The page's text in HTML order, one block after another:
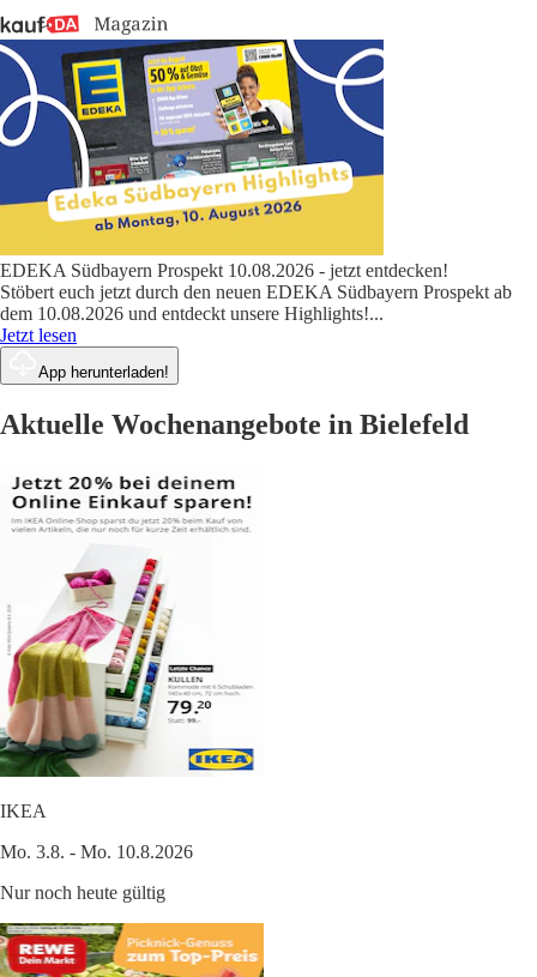
EDEKA Südbayern Prospekt 10.08.2026 - jetzt entdecken!
Stöbert euch jetzt durch den neuen EDEKA Südbayern Prospekt ab
dem 10.08.2026 und entdeckt unsere Highlights!...
Jetzt lesen
App herunterladen!
Aktuelle Wochenangebote in Bielefeld
IKEA
Mo. 3.8. - Mo. 10.8.2026
Nur noch heute gültig